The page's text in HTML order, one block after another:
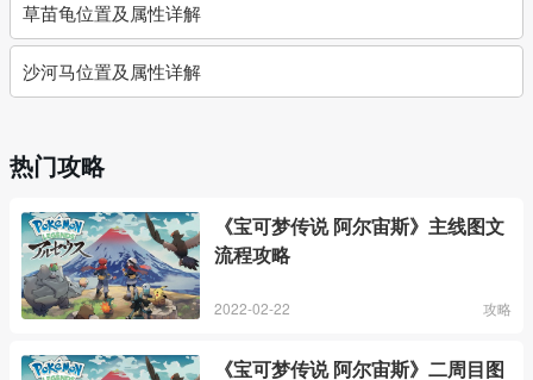
草苗龟位置及属性详解
沙河马位置及属性详解
热门攻略
《宝可梦传说 阿尔宙斯》主线图文
流程攻略
2022-02-22 攻略
《宝可梦传说 阿尔宙斯》二周目图